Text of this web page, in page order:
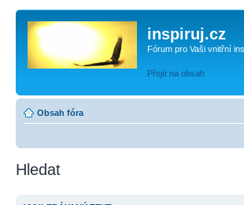
inspiruj.cz
Fórum pro Vaši vnitřní
Přejít na obsah
Obsah fóra
Hledat